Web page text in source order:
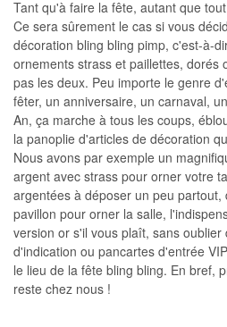
Tant qu'à faire la fête, autant que
Ce sera sûrement le cas si vous
décoration bling bling pimp, c'est-à-
ornements strass et paillettes, dorés
pas les deux. Peu importe le genre
fêter, un anniversaire, un carnaval,
An, ça marche à tous les coups,
la panoplie d'articles de décoration
Nous avons par exemple un
argent avec strass pour orner votre
argentées à déposer un peu partout,
pavillon pour orner la salle,
version or s'il vous plaît, sans
d'indication ou pancartes d'entrée
le lieu de la fête bling bling. En bref,
reste chez nous !